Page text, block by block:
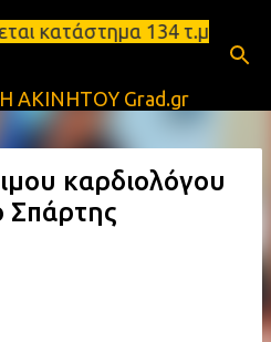
περιεχόμενο
134 τ.μ, με υπόγειο
ΑΚΙΝΗΤΟΥ Grad.gr
καρδιολόγου
Σπάρτης